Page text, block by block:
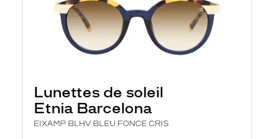
Lunettes de soleil
Etnia Barcelona
EIXAMP BLHV BLEU FONCE CRIS